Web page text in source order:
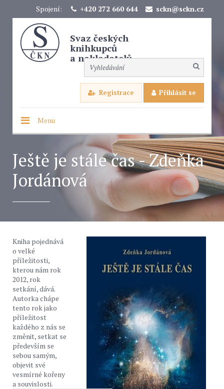
Spojení: +420 272 660 644 sckn@sckn.cz
Svaz českých
knihkupců
a nakladatelů
Registrace Přihlásit se
Menu
Ještě je stále čas - Zdeňka
Jordánová
Kniha pojednává
o velké
příležitosti,
kterou nám rok
2012, rok
setkání, dává.
Autorka chápe
tento rok jako
příležitost
každého z nás se
změnit, setkat se
především se
sebou samým,
objevit své
vesmírné kořeny
a souvislosti.